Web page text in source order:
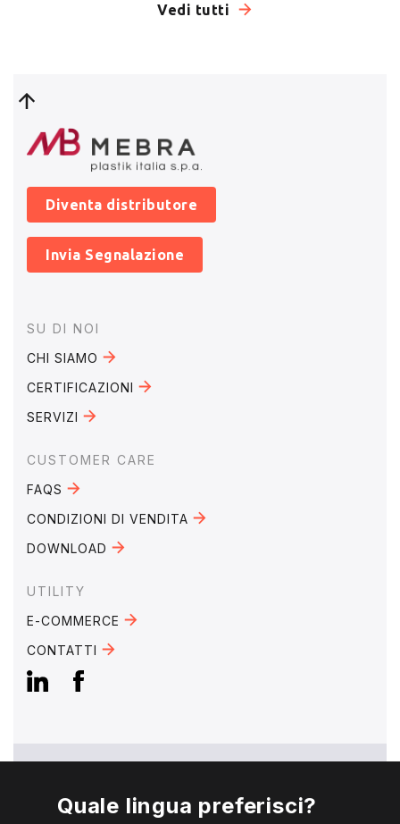
Vedi tutti
Diventa distributore
Invia Segnalazione
Footer
SU DI NOI
CHI SIAMO
CERTIFICAZIONI
SERVIZI
CUSTOMER CARE
FAQS
CONDIZIONI DI VENDITA
DOWNLOAD
UTILITY
E-COMMERCE
CONTATTI
EMAIL: mebra@mebra.it
Quale lingua preferisci?